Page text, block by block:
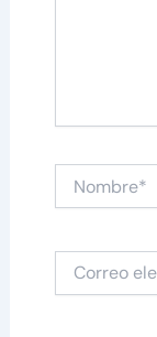
Correo
electrónico*